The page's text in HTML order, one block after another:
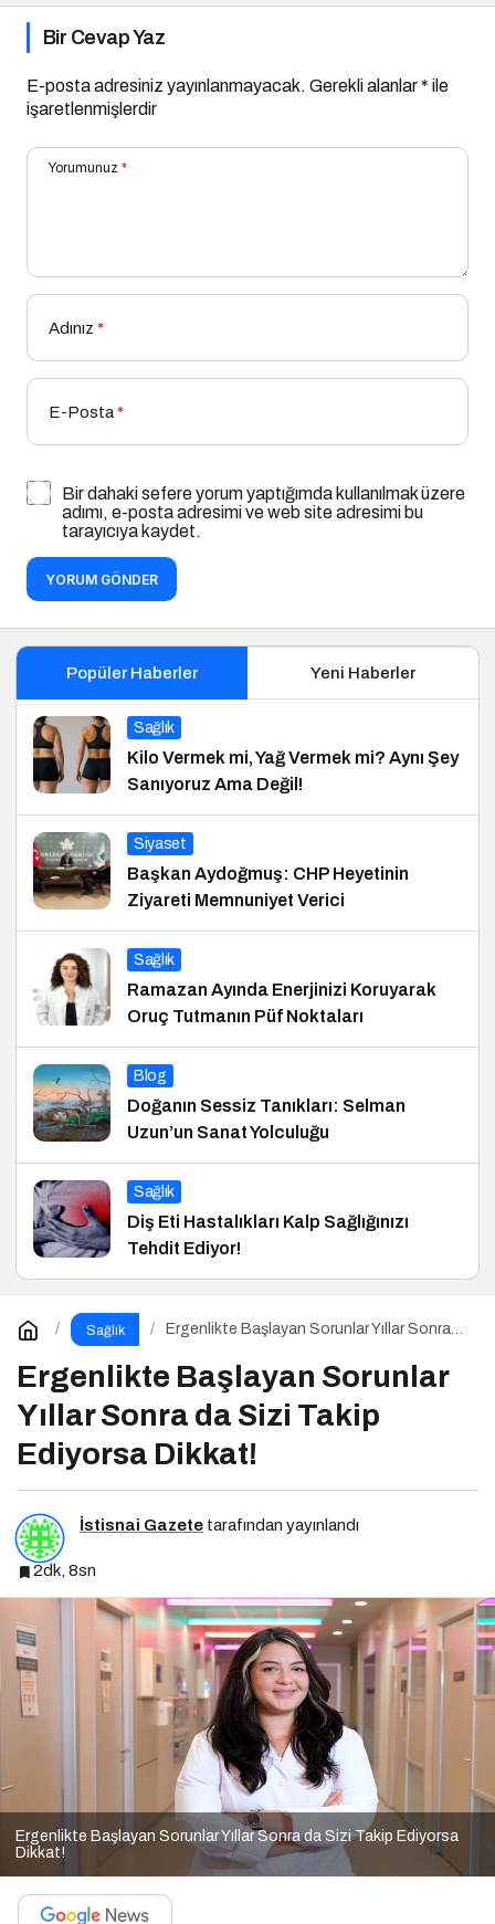
Bir Cevap Yaz
E-posta adresiniz yayınlanmayacak. Gerekli alanlar* ile
işaretlenmişlerdir
Yorumunuz *
Adınız *
E-Posta*
Bir dahaki sefere yorum yaptığımda kullanılmak üzere
adımı, e-posta adresimi ve web site adresimi bu
tarayıcıya kaydet.
YORUM GÖNDER
Popüler Haberler Yeni Haberler
Sağlık
Kilo Vermek mi, Yağ Vermek mi? Aynı Şey
Sanıyoruz Ama Değil!
Siyaset
Başkan Aydoğmuş: CHP Heyetinin
Ziyareti Memnuniyet Verici
Sağlık
Ramazan Ayında Enerjinizi Koruyarak
Oruç Tutmanın Püf Noktaları
Blog
Doğanın Sessiz Tanıkları: Selman
Uzun’un Sanat Yolculuğu
Sağlık
Diş Eti Hastalıkları Kalp Sağlığınızı
Tehdit Ediyor!
Sağlık
Ergenlikte Başlayan Sorunlar Yıllar Sonra
Ergenlikte Başlayan Sorunlar
Yıllar Sonra da Sizi Takip
Ediyorsa Dikkat!
İstisnai Gazete tarafından yayınlandı
2dk, 8sn
Ergenlikte Başlayan Sorunlar Yıllar Sonra da Sizi Takip Ediyorsa
Dikkat!